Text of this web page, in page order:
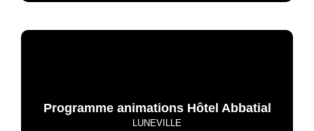
Programme animations Hôtel Abbatial
LUNEVILLE